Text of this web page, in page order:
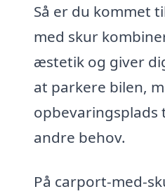
Så er du kommet
med skur
æstetik og giver
at parkere bilen,
opbevaringsplads
andre behov.
På carport-med-